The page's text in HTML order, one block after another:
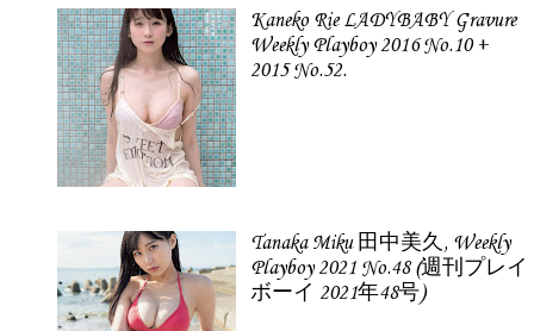
Kaneko Rie LADYBABY Gravure
Weekly Playboy 2016 No.10 +
2015 No.52.
Tanaka Miku 田中美久, Weekly
Playboy 2021 No.48 (週刊プレイ
ボーイ 2021年48号)